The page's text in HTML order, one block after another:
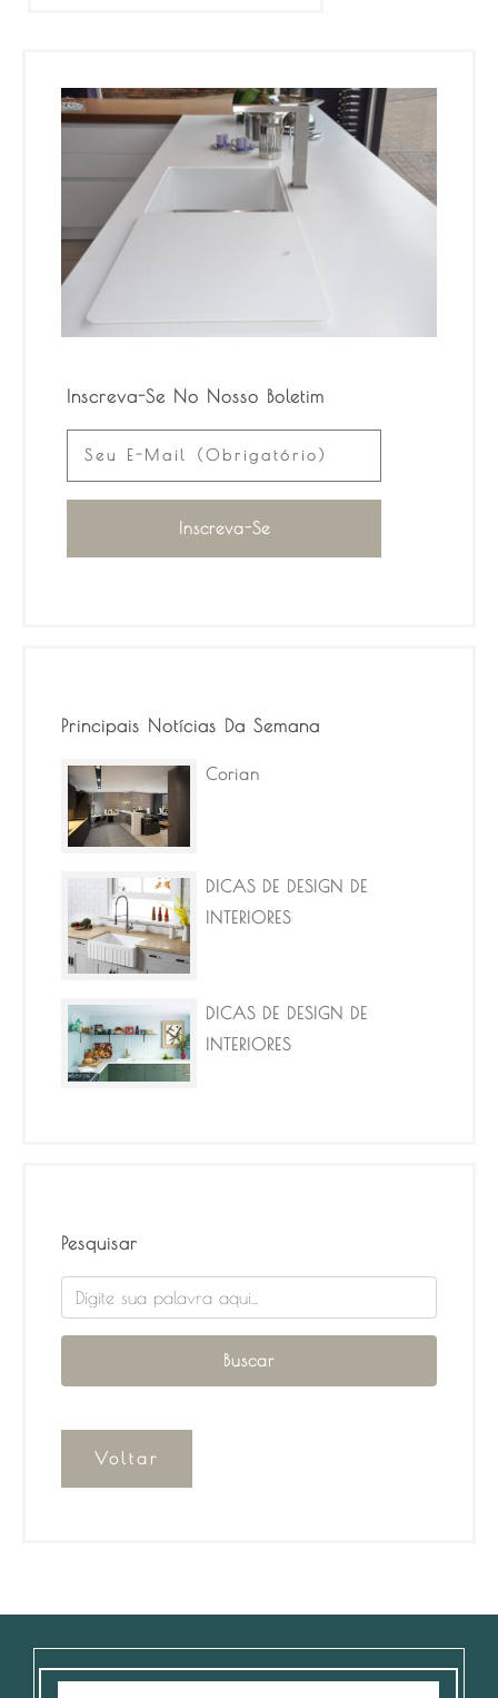
Inscreva-Se No Nosso Boletim
Principais Notícias Da Semana
Corian
DICAS DE DESIGN DE
INTERIORES
DICAS DE DESIGN DE
INTERIORES
Pesquisar
Voltar